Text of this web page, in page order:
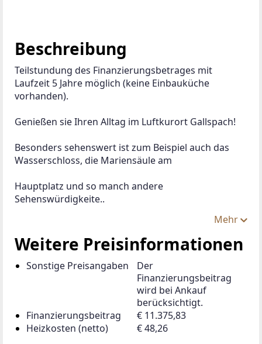
Beschreibung
Teilstundung des Finanzierungsbetrages mit
Laufzeit 5 Jahre möglich (keine Einbauküche
vorhanden).
Genießen sie Ihren Alltag im Luftkurort Gallspach!
Besonders sehenswert ist zum Beispiel auch das
Wasserschloss, die Mariensäule am
Hauptplatz und so manch andere
Sehenswürdigkeite..
Mehr
Weitere Preisinformationen
Sonstige Preisangaben
Der
Finanzierungsbeitrag
wird bei Ankauf
berücksichtigt.
Finanzierungsbeitrag
€ 11.375,83
Heizkosten (netto)
€ 48,26